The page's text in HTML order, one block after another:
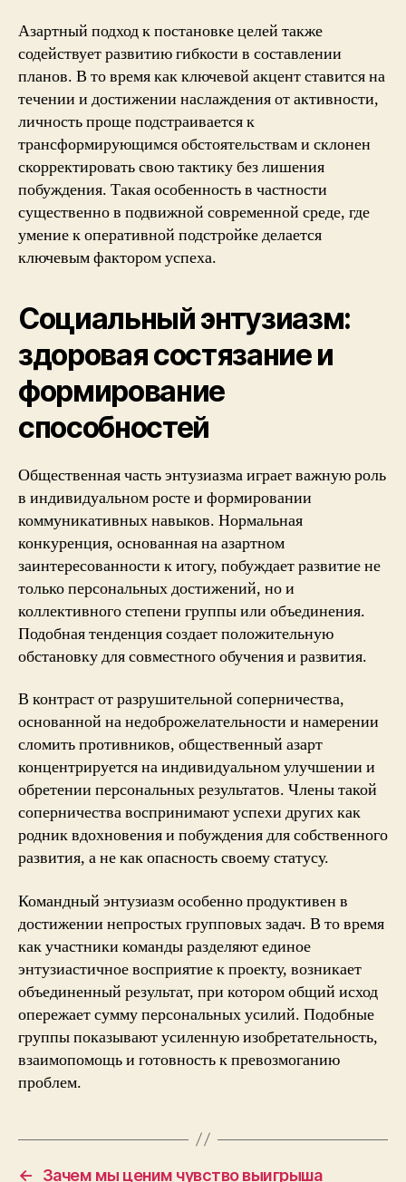
Азартный подход к постановке целей также
содействует развитию гибкости в составлении
планов. В то время как ключевой акцент ставится на
течении и достижении наслаждения от активности,
личность проще подстраивается к
трансформирующимся обстоятельствам и склонен
скорректировать свою тактику без лишения
побуждения. Такая особенность в частности
существенно в подвижной современной среде, где
умение к оперативной подстройке делается
ключевым фактором успеха.
Социальный энтузиазм:
здоровая состязание и
формирование
способностей
Общественная часть энтузиазма играет важную роль
в индивидуальном росте и формировании
коммуникативных навыков. Нормальная
конкуренция, основанная на азартном
заинтересованности к итогу, побуждает развитие не
только персональных достижений, но и
коллективного степени группы или объединения.
Подобная тенденция создает положительную
обстановку для совместного обучения и развития.
В контраст от разрушительной соперничества,
основанной на недоброжелательности и намерении
сломить противников, общественный азарт
концентрируется на индивидуальном улучшении и
обретении персональных результатов. Члены такой
соперничества воспринимают успехи других как
родник вдохновения и побуждения для собственного
развития, а не как опасность своему статусу.
Командный энтузиазм особенно продуктивен в
достижении непростых групповых задач. В то время
как участники команды разделяют единое
энтузиастичное восприятие к проекту, возникает
объединенный результат, при котором общий исход
опережает сумму персональных усилий. Подобные
группы показывают усиленную изобретательность,
взаимопомощь и готовность к превозмоганию
проблем.
← Зачем мы ценим чувство выигрыша